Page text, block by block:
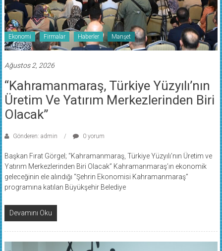
Ekonomi Firmalar Haberler Manşet
“Kahramanmaraş, Türkiye Yüzyılı’nın
Üretim Ve Yatırım Merkezlerinden Biri
Olacak”
Başkan Fırat Görgel; “Kahramanmaraş, Türkiye Yüzyılı’nın Üretim ve
Yatırım Merkezlerinden Biri Olacak” Kahramanmaraş’ın ekonomik
geleceğinin ele alındığı “Şehrin Ekonomisi Kahramanmaraş”
programına katılan Büyükşehir Belediye
Devamını Oku